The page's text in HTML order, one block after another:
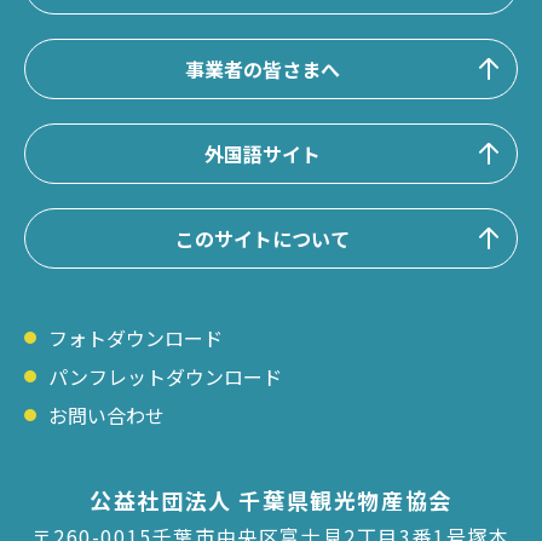
事業者の皆さまへ
外国語サイト
このサイトについて
フォトダウンロード
パンフレットダウンロード
お問い合わせ
公益社団法人 千葉県観光物産協会